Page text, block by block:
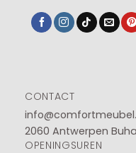
CONTACT
2060 Antwerpen
OPENINGSUREN